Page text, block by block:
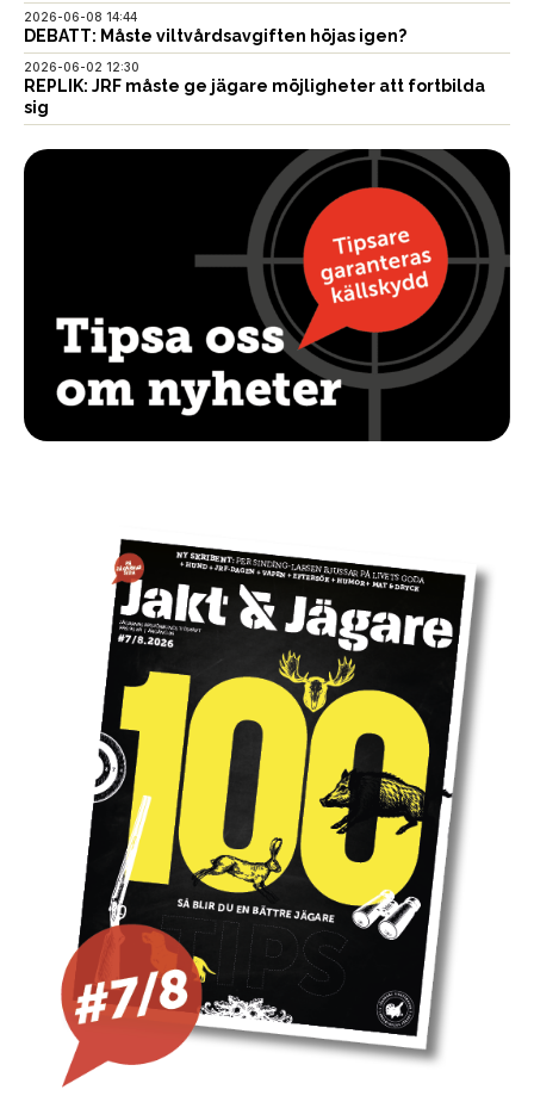
2026-06-08 14:44
DEBATT: Måste viltvårdsavgiften höjas igen?
2026-06-02 12:30
REPLIK: JRF måste ge jägare möjligheter att fortbilda
sig